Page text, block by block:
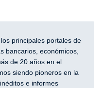
principales portales de
bancarios, económicos,
de 20 años en el
siendo pioneros en la
e informes